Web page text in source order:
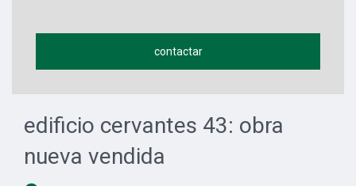
edificio cervantes 43: obra
nueva vendida